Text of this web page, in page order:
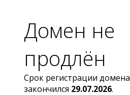
Домен не
продлён
Срок регистрации домена
закончился 29.07.2026.